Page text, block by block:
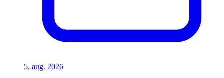
5. aug. 2026